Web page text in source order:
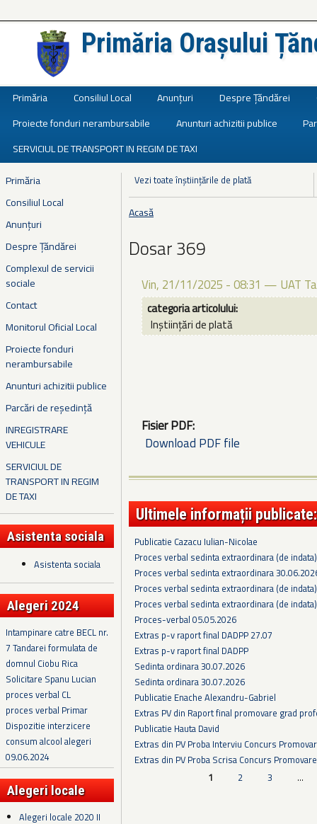
Primăria Orașului
Primăria Consiliul Local Anunțuri Despre Țăndărei
Proiecte fonduri nerambursabile
Anunturi achizitii publice
SERVICIUL DE TRANSPORT IN REGIM DE TAXI
Primăria
Consiliul Local
Anunțuri
Despre Țăndărei
Complexul de servicii
sociale
Contact
Monitorul Oficial Local
Proiecte fonduri
nerambursabile
Anunturi achizitii publice
Parcări de reședință
INREGISTRARE
VEHICULE
SERVICIUL DE
TRANSPORT IN REGIM
DE TAXI
Asistenta sociala
Asistenta sociala
Alegeri 2024
Intampinare catre BECL nr.
7 Tandarei formulata de
domnul Ciobu Rica
Solicitare Spanu Lucian
proces verbal CL
proces verbal Primar
Dispozitie interzicere
consum alcool alegeri
09.06.2024
Alegeri locale
Alegeri locale 2020 II
Vezi toate înștiințările de plată
Eşti aici
Acasă
Dosar 369
Vin, 21/11/2025 - 08:31 — UAT
categoria articolului:
Inștiințări de plată
Fisier PDF:
Download PDF file
Ultimele informații publicate:
Publicatie Cazacu Iulian-Nicolae
Proces verbal sedinta extraordinara (de
Proces verbal sedinta extraordinara
Proces verbal sedinta extraordinara (de
Proces verbal sedinta extraordinara (de
Proces-verbal 05.05.2026
Extras p-v raport final DADPP 27.07
Extras p-v raport final DADPP
Sedinta ordinara 30.07.2026
Sedinta ordinara 30.07.2026
Publicatie Enache Alexandru-Gabriel
Extras PV din Raport final promovare grad
Publicatie Hauta David
Extras din PV Proba Interviu Concurs
Extras din PV Proba Scrisa Concurs
1 2 3 …